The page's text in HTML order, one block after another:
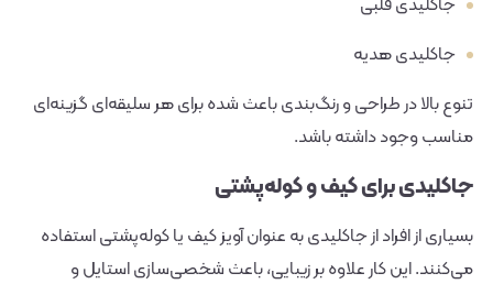
جاکلیدی قلبی
جاکلیدی هدیه
تنوع بالا در طراحی و رنگ‌بندی باعث شده برای هر سلیقه‌ای گزینه‌ای
مناسب وجود داشته باشد.
جاکلیدی برای کیف و کوله‌پشتی
بسیاری از افراد از جاکلیدی به عنوان آویز کیف یا کوله‌پشتی استفاده
می‌کنند. این کار علاوه بر زیبایی، باعث شخصی‌سازی استایل و